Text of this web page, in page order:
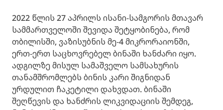
2022 წლის 27 აპრილს ისანი-სამგორის მთავარ
სამმართველოში შევიდა შეტყობინება, რომ
თბილისში, ვაზისუბნის მე-4 მიკრორაიონში,
ერთ-ერთ საცხოვრებელ ბინაში ხანძარი იყო.
ადგილზე მისულ სამაშველო სამსახურის
თანამშრომლებს ბინის კარი შიგნიდან
ურდულით ჩაკეტილი დახვდათ. ბინაში
შეღწევის და ხანძრის ლიკვიდაციის შემდეგ,